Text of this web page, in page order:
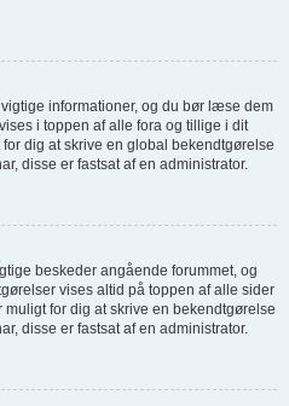
informationer, og du bør læse dem
i toppen af alle fora og tillige i dit
dig at skrive en global bekendtgørelse
disse er fastsat af en administrator.
beskeder angående forummet, og
vises altid på toppen af alle sider
muligt for dig at skrive en bekendtgørelse
disse er fastsat af en administrator.